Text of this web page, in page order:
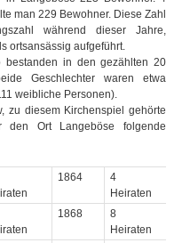
man 229 Bewohner. Diese Zahl
während dieser Jahre,
als ortsansässig aufgeführt.
bestanden in den gezählten 20
Geschlechter waren etwa
weibliche Personen).
zu diesem Kirchenspiel gehörte
den Ort Langeböse folgende
1864
4
Heiraten
1868
8
Heiraten